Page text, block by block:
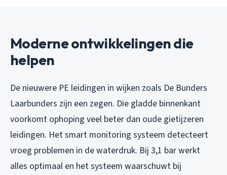
Moderne ontwikkelingen die
helpen
De nieuwere PE leidingen in wijken zoals De Bunders
Laarbunders zijn een zegen. Die gladde binnenkant
voorkomt ophoping veel beter dan oude gietijzeren
leidingen. Het smart monitoring systeem detecteert
vroeg problemen in de waterdruk. Bij 3,1 bar werkt
alles optimaal en het systeem waarschuwt bij